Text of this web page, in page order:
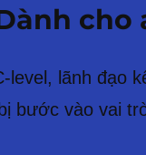
cho
level, lãnh đạo
bị bước vào vai